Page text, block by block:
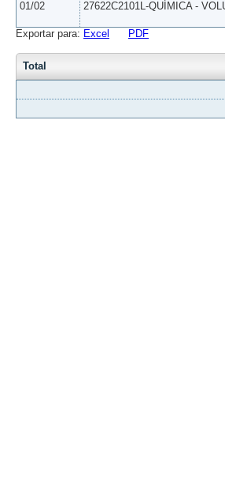
01/02 27622C2101L-QUÍMICA -
Exportar para: Excel PDF
Total